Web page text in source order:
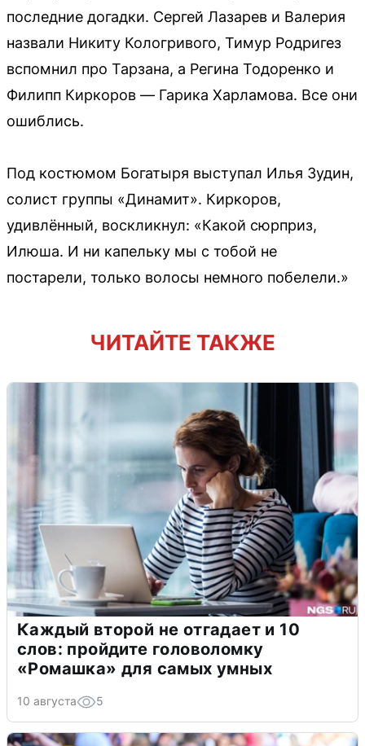
последние догадки. Сергей Лазарев и Валерия
назвали Никиту Кологривого, Тимур Родригез
вспомнил про Тарзана, а Регина Тодоренко и
Филипп Киркоров — Гарика Харламова. Все они
ошиблись.
Под костюмом Богатыря выступал Илья Зудин,
солист группы «Динамит». Киркоров,
удивлённый, воскликнул: «Какой сюрприз,
Илюша. И ни капельку мы с тобой не
постарели, только волосы немного побелели.»
ЧИТАЙТЕ ТАКЖЕ
Каждый второй не отгадает и 10
слов: пройдите головоломку
«Ромашка» для самых умных
10 августа 5